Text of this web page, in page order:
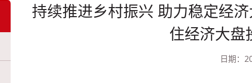
持续推进乡村振兴 助力稳定经
住经济大盘
日期：